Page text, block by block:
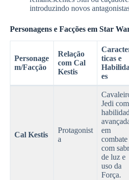
introduzindo novos
Personagens e Facções em Star
Personage
m/Facção
Relação
com Cal
Kestis
ticas e
es
Cal Kestis
Protagonist
a
Jedi com
em
combate
com
de luz e
uso da
Força.